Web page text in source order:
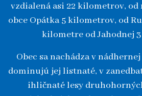
vzdialená asi 22 kilometrov, od
obce Opátka 5 kilometrov, od
kilometre od Jahodnej
Obec sa nachádza v
dominujú jej listnaté, v
ihličnaté lesy